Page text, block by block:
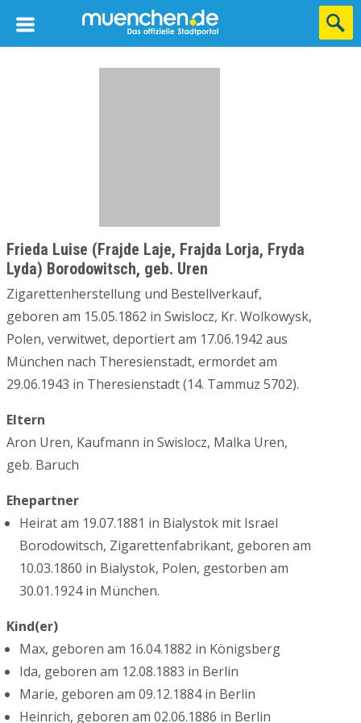
Frieda Luise (Frajde Laje, Frajda Lorja, Fryda
Lyda) Borodowitsch, geb. Uren
Zigarettenherstellung und Bestellverkauf,
geboren am 15.05.1862 in Swislocz, Kr. Wolkowysk,
Polen, verwitwet, deportiert am 17.06.1942 aus
München nach Theresienstadt, ermordet am
29.06.1943 in Theresienstadt (14. Tammuz 5702).
Eltern
Aron Uren, Kaufmann in Swislocz, Malka Uren,
geb. Baruch
Ehepartner
Heirat am 19.07.1881 in Bialystok mit Israel
Borodowitsch, Zigarettenfabrikant, geboren am
10.03.1860 in Bialystok, Polen, gestorben am
30.01.1924 in München.
Kind(er)
Max, geboren am 16.04.1882 in Königsberg
Ida, geboren am 12.08.1883 in Berlin
Marie, geboren am 09.12.1884 in Berlin
Heinrich, geboren am 02.06.1886 in Berlin